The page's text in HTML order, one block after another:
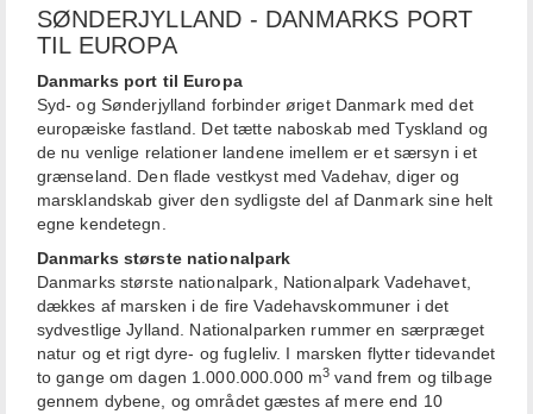
SØNDERJYLLAND - DANMARKS PORT
TIL EUROPA
Danmarks port til Europa
Syd- og Sønderjylland forbinder øriget Danmark med det
europæiske fastland. Det tætte naboskab med Tyskland og
de nu venlige relationer landene imellem er et særsyn i et
grænseland. Den flade vestkyst med Vadehav, diger og
marsklandskab giver den sydligste del af Danmark sine helt
egne kendetegn.
Danmarks største nationalpark
Danmarks største nationalpark, Nationalpark Vadehavet,
dækkes af marsken i de fire Vadehavskommuner i det
sydvestlige Jylland. Nationalparken rummer en særpræget
natur og et rigt dyre- og fugleliv. I marsken flytter tidevandet
to gange om dagen 1.000.000.000 m3 vand frem og tilbage
gennem dybene, og området gæstes af mere end 10